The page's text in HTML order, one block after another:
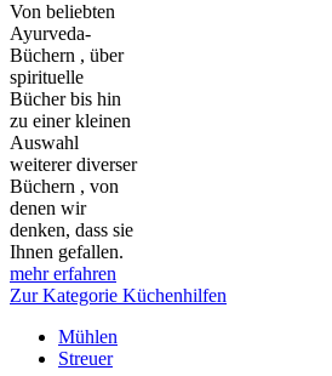
Von beliebten
Ayurveda-
Büchern , über
spirituelle
Bücher bis hin
zu einer kleinen
Auswahl
weiterer diverser
Büchern , von
denen wir
denken, dass sie
Ihnen gefallen.
mehr erfahren
Zur Kategorie Küchenhilfen
Mühlen
Streuer